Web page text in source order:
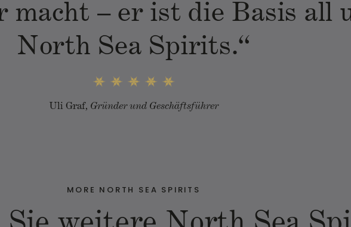
macht – er ist die Basis all
North Sea Spirits.“
Uli Graf, Gründer und Geschäftsführer
MORE NORTH SEA SPIRITS